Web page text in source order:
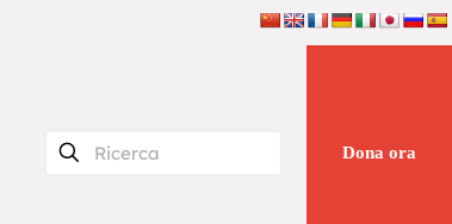
Dona ora